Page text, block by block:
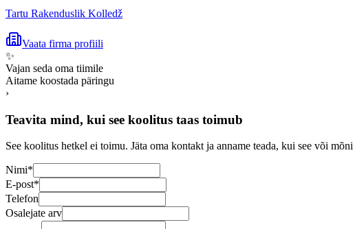
Tartu Rakenduslik Kolledž
Vaata firma profiili
✨
Vajan seda oma tiimile
Aitame koostada päringu
›
Teavita mind, kui see koolitus taas toimub
See koolitus hetkel ei toimu. Jäta oma kontakt ja anname teada, kui see või
Nimi*
E-post*
Telefon
Osalejate arv